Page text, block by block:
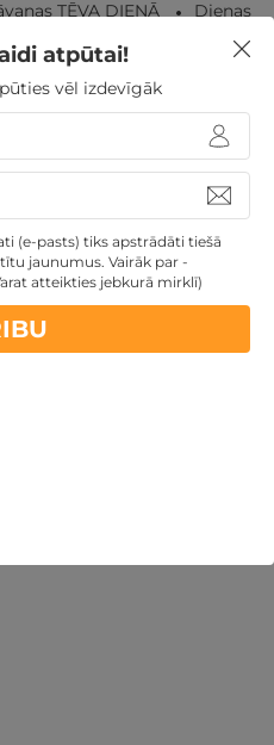
TĒVA DIENĀ
Dienas
Mātes dienā
un administrācijas maksas
garantija
atpūtai!
vēl izdevīgāk
(e-pasts) tiks apstrādāti tiešā
jaunumus. Vairāk par -
atteikties jebkurā mirklī)